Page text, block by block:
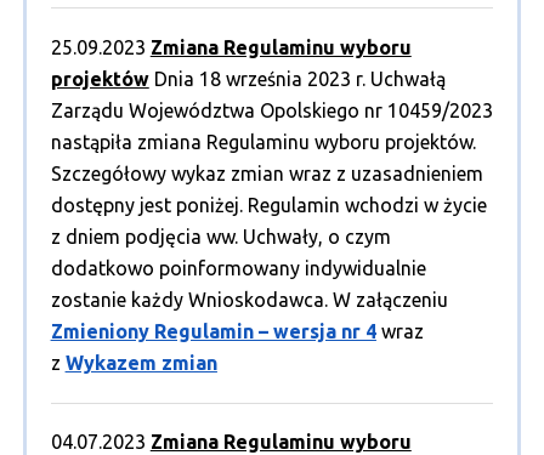
25.09.2023 Zmiana Regulaminu wyboru
projektówDnia 18 września 2023 r. Uchwałą
Zarządu Województwa Opolskiego nr 10459/2023
nastąpiła zmiana Regulaminu wyboru projektów.
Szczegółowy wykaz zmian wraz z uzasadnieniem
dostępny jest poniżej. Regulamin wchodzi w życie
z dniem podjęcia ww. Uchwały, o czym
dodatkowo poinformowany indywidualnie
zostanie każdy Wnioskodawca. W załączeniu
Zmieniony Regulamin – wersja nr 4wraz
z Wykazem zmian
04.07.2023 Zmiana Regulaminu wyboru